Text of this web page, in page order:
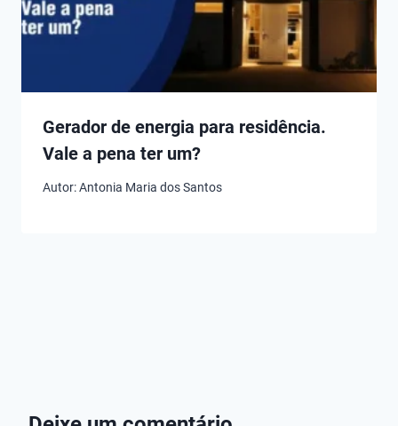
Gerador de energia para residência.
Vale a pena ter um?
Autor:Antonia Maria dos Santos